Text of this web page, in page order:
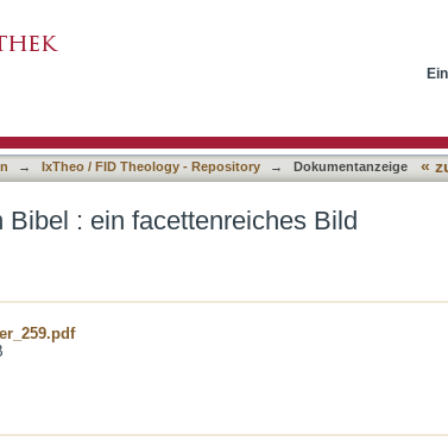
→ IxTheo / FID Theology - Repository → Dokumentanzeige «
: ein facettenreiches Bild